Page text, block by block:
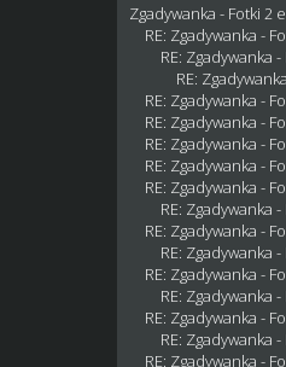
Zgadywanka - Fotki 2
RE: Zgadywanka -
RE: Zgadywanka
RE:
RE: Zgadywanka -
RE: Zgadywanka -
RE: Zgadywanka -
RE: Zgadywanka -
RE: Zgadywanka -
RE: Zgadywanka
RE: Zgadywanka -
RE: Zgadywanka
RE: Zgadywanka -
RE: Zgadywanka
RE: Zgadywanka -
RE: Zgadywanka
RE: Zgadywanka -